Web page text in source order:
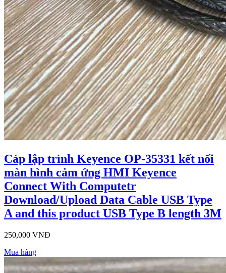
Cáp lập trình Keyence OP-35331 kết nối
màn hình cảm ứng HMI Keyence
Connect With Computetr
Download/Upload Data Cable USB Type
A and this product USB Type B length 3M
250,000 VNĐ
Mua hàng